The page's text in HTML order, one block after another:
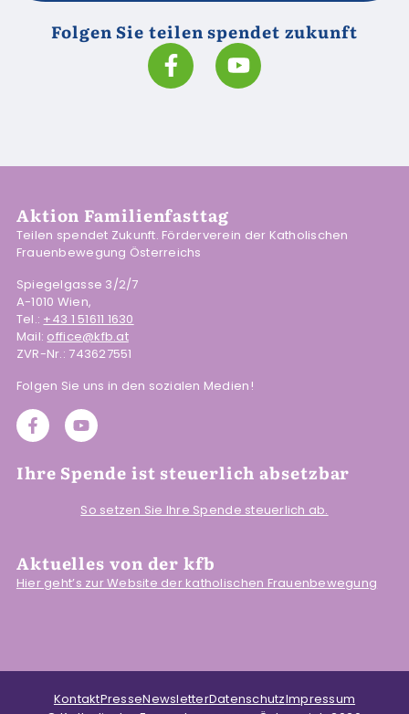
Folgen Sie teilen spendet zukunft
Aktion Familienfasttag
Teilen spendet Zukunft. Förderverein der Katholischen
Frauenbewegung Österreichs
Spiegelgasse 3/2/7
A-1010 Wien,
Tel.: +43 1 51611 1630
Mail: office@kfb.at
ZVR-Nr.: 743627551
Folgen Sie uns in den sozialen Medien!
Ihre Spende ist steuerlich absetzbar
So setzen Sie Ihre Spende steuerlich ab.
Aktuelles von der kfb
Hier geht’s zur Website der katholischen Frauenbewegung
KontaktPresseNewsletterDatenschutzImpressum